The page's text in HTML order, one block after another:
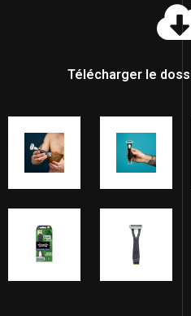
Télécharger le